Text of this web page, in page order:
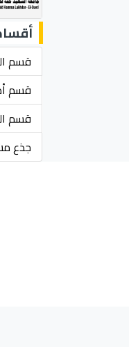
قسم
قسم
قسم
جذع